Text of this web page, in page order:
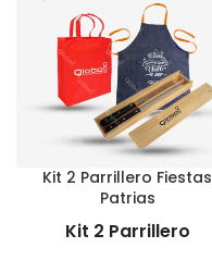
Kit 2 Parrillero Fiestas
Patrias
Kit 2 Parrillero